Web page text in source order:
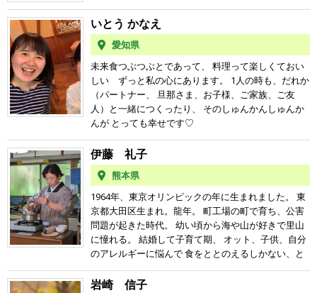
だから 栄養の偏りの心配もない。 雑穀を食生活に取
り入れるようになったら、 今まで不安と焦燥感ばっ
かりで生きていた私が ほっこりした安心感に包まれ
る瞬間を多く味わえるようになりました。 キビ、ア
ワ、ヒエって、古代から戦前までは 日本人の大切な
主食に入っていたのに なんで日本人はそれを食べる
のをやめてしまったのだろうか？ それを思うだけで
悔しくて悔しくて何度も涙が流れてきました。 「な
んで勝手に涙が流れるの？」 自分でも訳が分からな
る。 私はキビ、アワ、ヒエのような日本人の大切な
主食を 日本人の食卓に復活させたいということで
す。 是非、ご一緒につぶつぶ料理を楽しみましょ
う。 "つぶつぶ料理教室オープンデー募集中です！”
今回はレッスンではなく、つぶつぶ料理を知ってい
ただく お食事会になります。 開催は川越で2日、長
野で1日行います。 是非是非、食べにお越しくださ
い。 日時：2026年5月24日(日)11:30-, 2026年5月25日
(月)11:30- 場所：埼玉県川越市（東武東上線 霞ヶ関駅
から徒歩15分、JR川越線 的場駅から徒歩13分） 日
事も食も暮らしも全て つぶつぶ三昧で過ごした結
果。 体重が １０キロ減り、肌荒れも治り、毎日ニコ
ニコ 楽しく暮らせるようになる。 つぶつぶで一緒に
働く夫と結婚。 東京では つぶつぶカフェ店長、パー
ティー担当、商品開発担当などの 仕事を経験する。
2017年夫と娘3人、家族でつぶつぶの拠点のある 山
形県小国町に移住。 大自然の中でのびのび暮らす。
四女が生まれ6人家族になる。 2019年から活動再
開。 山形県、新潟県で美味しく楽しいつぶつぶ料理
を伝えています♪
だった「暮らしの中で遊び、学び、働く」 ライフス
タイルを家族で実践、夢を次々と叶えている。
す♫ どうぞよろしくお願いします
いとう かなえ
愛知県
未来食つぶつぶとであって、 料理って楽しくておい
しい ずっと私の心にあります。 1人の時も、だれか
（パートナー、 旦那さま、お子様、ご家族、ご友
人）と一緒につくったり、 そのしゅんかんしゅんか
んが とっても幸せです♡
伊藤 礼子
熊本県
1964年、東京オリンピックの年に生まれました。 東
京都大田区生まれ。龍年。 町工場の町で育ち、公害
問題が起きた時代。 幼い頃から海や山が好きで里山
に憧れる。 結婚して子育て期、 オット、子供、自分
のアレルギーに悩んで 食をととのえるしかない、と
思い立ち まずは玄米菜食を習い、よくなるが 料理の
腕が未熟だったのと スイーツがないことで挫折。 カ
岩崎 信子